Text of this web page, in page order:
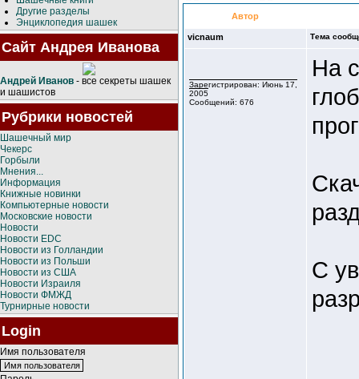
Другие разделы
Энциклопедия шашек
Сайт Андрея Иванова
Андрей Иванов - все секреты шашек
и шашистов
Рубрики новостей
Шашечный мир
Чекерс
Горбыли
Мнения...
Информация
Книжные новинки
Компьютерные новости
Московские новости
Новости
Новости EDC
Новости из Голландии
Новости из Польши
Новости из США
Новости Израиля
Новости ФМЖД
Турнирные новости
Login
Имя пользователя
Автор
vicnaum Тема
Зарегистрирован: Июнь 17,
2005
Сообщений: 676
На
С